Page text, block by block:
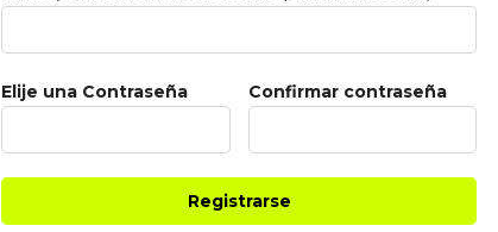
Elije una Contraseña Confirmar contraseña
Registrarse